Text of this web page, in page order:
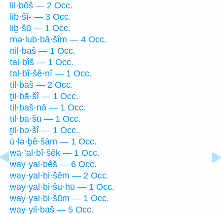
lil·bōš — 2 Occ.
liḇ·šî- — 3 Occ.
liḇ·šū — 1 Occ.
mə·lub·bā·šîm — 4 Occ.
nil·bāš — 1 Occ.
tal·bîš — 1 Occ.
tal·bî·šê·nî — 1 Occ.
ṯil·baš — 2 Occ.
ṯil·bā·šî — 1 Occ.
til·baš·nā — 1 Occ.
til·bā·šū — 1 Occ.
ṯil·bə·šî — 1 Occ.
ū·lə·ḇê·šām — 1 Occ.
wā·’al·bî·šêḵ — 1 Occ.
way·yal·bêš — 6 Occ.
way·yal·bi·šêm — 2 Occ.
way·yal·bi·šu·hū — 1 Occ.
way·yal·bi·šūm — 1 Occ.
way·yil·baš — 5 Occ.